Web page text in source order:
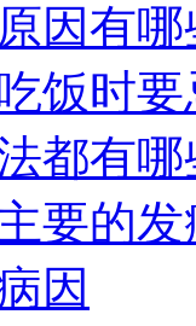
因有哪
饭时
都有哪
要的
因